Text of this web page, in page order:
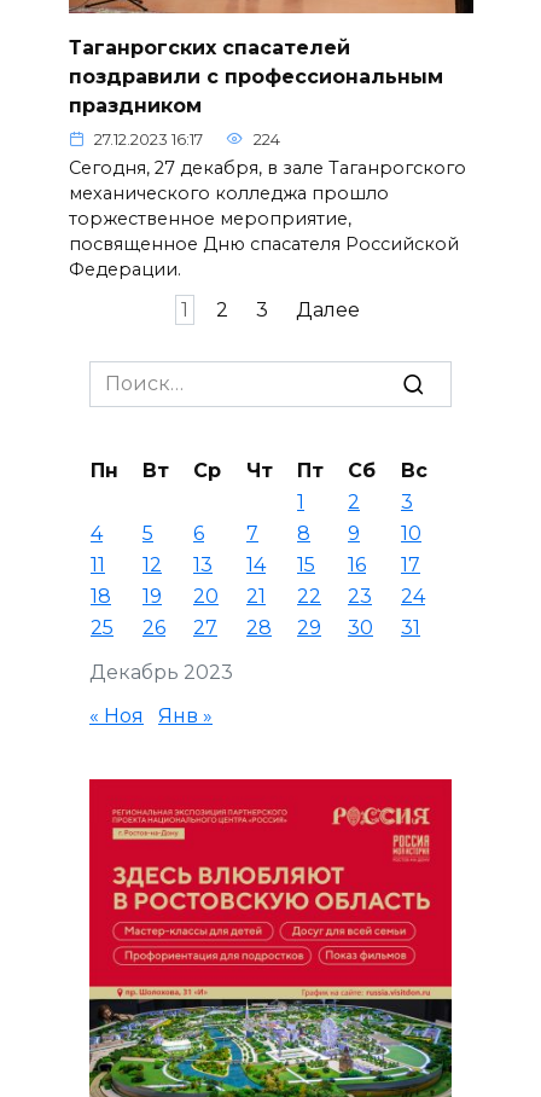
Таганрогских спасателей
поздравили с профессиональным
праздником
27.12.2023 16:17 224
Сегодня, 27 декабря, в зале Таганрогского
механического колледжа прошло
торжественное мероприятие,
посвященное Дню спасателя Российской
Федерации.
1 2 3 Далее
Search
for:
Декабрь 2023
Пн Вт Ср Чт Пт Сб
Вс
1
2
3
4
5 6 7 8 9
10
11
12 13 14 15 16
17
18
19 20 21 22 23
24
25
26 27 28 29 30 31
« Ноя Янв »